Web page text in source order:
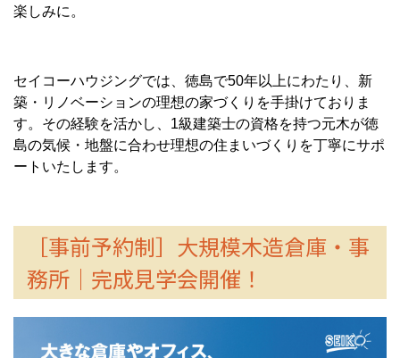
楽しみに。
セイコーハウジングでは、徳島で50年以上にわたり、新
築・リノベーションの理想の家づくりを手掛けておりま
す。その経験を活かし、1級建築士の資格を持つ元木が徳
島の気候・地盤に合わせ理想の住まいづくりを丁寧にサポ
ートいたします。
［事前予約制］大規模木造倉庫・事
務所｜完成見学会開催！